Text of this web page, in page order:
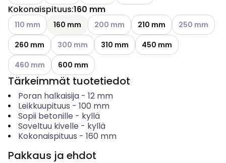
Kokonaispituus:160 mm
Katso käytettävissä olevat vaihtoehdot
110 mm 160 mm Katso käytettävissä olevat vaihtoehdot
200 mm 210 mm Katso
250 mm
260 mm
Katso käytettävissä olevat vaihtoehdot
300 mm 310 mm
450 mm
Katso käytettävissä olevat vaihtoehdot
460 mm 600 mm
Tärkeimmät tuotetiedot
Poran halkaisija- 12 mm
Leikkuupituus - 100 mm
Sopii betonille - kyllä
Soveltuu kivelle - kyllä
Kokonaispituus - 160 mm
Pakkaus ja ehdot